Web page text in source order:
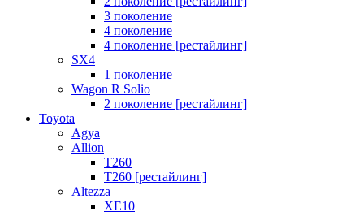
3 поколение
4 поколение
4 поколение [рестайлинг]
SX4
1 поколение
Wagon R Solio
2 поколение [рестайлинг]
Toyota
Agya
Allion
T260
T260 [рестайлинг]
Altezza
XE10